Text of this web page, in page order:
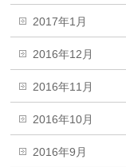
2017年1月
2016年12月
2016年11月
2016年10月
2016年9月